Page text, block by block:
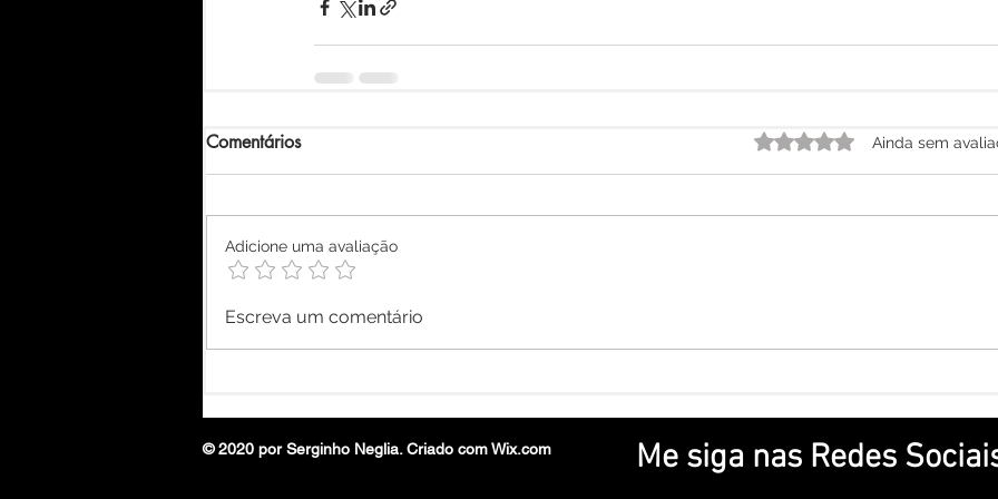
Comentários Avaliado com 0 de 5
Ainda sem
Adicione uma avaliação
Escreva um comentário
© 2020 por Serginho Neglia. Criado comWix.com Me siga nas Redes